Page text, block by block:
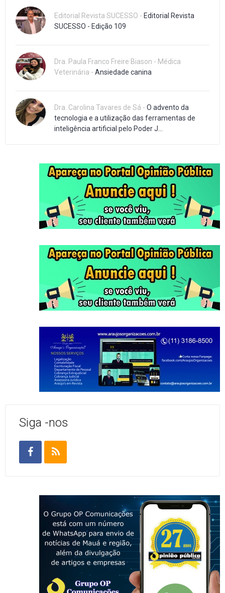
Editorial Revista SUCESSO - Editorial Revista
SUCESSO - Edição 109
Dra. Paula Franco Freire Biason - Médica
Veterinária - Ansiedade canina
Dra. Carolina Tavares de Sá - O advento da
tecnologia e a utilização das ferramentas de
inteligência artificial pelo Poder J...
Siga -nos